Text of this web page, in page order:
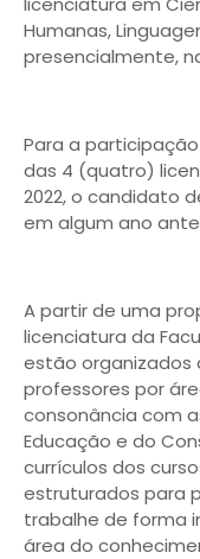
Humanas,
presencialmente,
Para a
das 4 (quatro)
2022, o candidato
em algum ano
A partir de uma
licenciatura da
estão organizados
professores por
consonância com
Educação e do
currículos dos
estruturados para
trabalhe de forma
área do